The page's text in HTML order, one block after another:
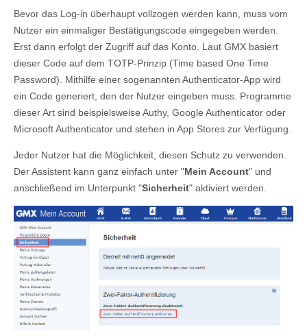
Bevor das Log-in überhaupt vollzogen werden kann, muss vom
Nutzer ein einmaliger Bestätigungscode eingegeben werden.
Erst dann erfolgt der Zugriff auf das Konto. Laut GMX basiert
dieser Code auf dem TOTP-Prinzip (Time based One Time
Password). Mithilfe einer sogenannten Authenticator-App wird
ein Code generiert, den der Nutzer eingeben muss. Programme
dieser Art sind beispielsweise Authy, Google Authenticator oder
Microsoft Authenticator und stehen in App Stores zur Verfügung.
Jeder Nutzer hat die Möglichkeit, diesen Schutz zu verwenden.
Der Assistent kann ganz einfach unter "Mein Account" und
anschließend im Unterpunkt "Sicherheit" aktiviert werden.